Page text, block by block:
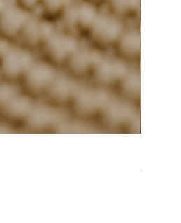
Prijs
€ 9,90